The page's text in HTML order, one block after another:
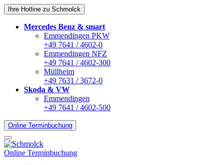
Ihre Hotline zu Schmolck
Mercedes Benz & smart
Emmendingen PKW
+49 7641 / 4602-0
Emmendingen NFZ
+49 7641 / 4602-300
Müllheim
+49 7631 / 3672-0
Skoda & VW
Emmendingen
+49 7641 / 4602-500
Online Terminbuchung
Online Terminbuchung